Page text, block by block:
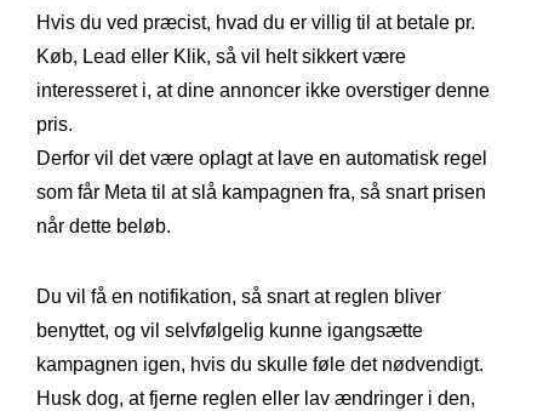
Hvis du ved præcist, hvad du er villig til at betale pr.
Køb, Lead eller Klik, så vil helt sikkert være
interesseret i, at dine annoncer ikke overstiger denne
pris.
Derfor vil det være oplagt at lave en automatisk regel
som får Meta til at slå kampagnen fra, så snart prisen
når dette beløb.
Du vil få en notifikation, så snart at reglen bliver
benyttet, og vil selvfølgelig kunne igangsætte
kampagnen igen, hvis du skulle føle det nødvendigt.
Husk dog, at fjerne reglen eller lav ændringer i den,